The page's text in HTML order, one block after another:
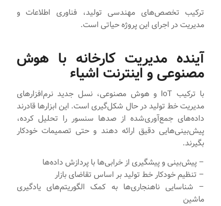
ترکیب تخصص‌های مهندسی تولید، فناوری اطلاعات و
مدیریت در اجرای این پروژه حیاتی است.
آینده مدیریت کارخانه با هوش
مصنوعی و اینترنت اشیاء
با ترکیب IoT و هوش مصنوعی، نسل جدید نرم‌افزارهای
مدیریت خط تولید در حال شکل‌گیری است. این ابزارها قادرند
داده‌های جمع‌آوری‌شده از صدها سنسور را تحلیل کرده،
پیش‌بینی‌هایی دقیق ارائه دهند و حتی تصمیمات خودکار
بگیرند.
– پیش‌بینی و پیشگیری از خرابی‌ها با پردازش داده‌ها
– تنظیم خودکار خط تولید بر اساس تقاضای بازار
– شناسایی ناهنجاری‌ها به کمک الگوریتم‌های یادگیری
ماشین